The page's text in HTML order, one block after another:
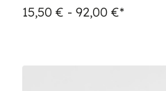
15,50 € - 92,00 €*